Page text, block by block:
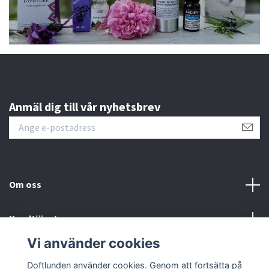
Anmäl dig till vår nyhetsbrev
Om oss
Kundtjänst
Vi använder cookies
Doftlunden använder cookies. Genom att fortsätta på